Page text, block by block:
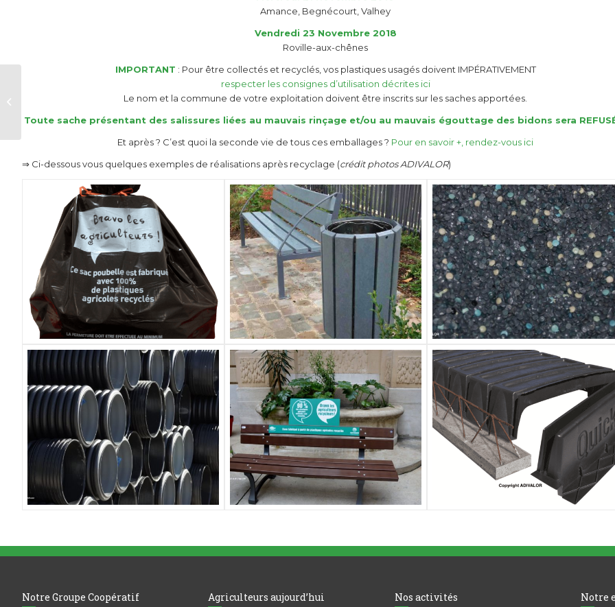
Amance, Begnécourt, Valhey
Vendredi 23 Novembre 2018
Roville-aux-chênes
IMPORTANT : Pour être collectés et recyclés, vos plastiques usagés doivent IMPÉRATIVEMENT
respecter les consignes d’utilisation décrites ici
Le nom et la commune de votre exploitation doivent être inscrits sur les saches apportées.
Toute sache présentant des salissures liées au mauvais rinçage et/ou au mauvais égouttage des bidons sera
Et après ? C’est quoi la seconde vie de tous ces emballages ? Pour en savoir +, rendez-vous ici
⇒ Ci-dessous vous quelques exemples de réalisations après recyclage (crédit photos ADIVALOR)
Notre Groupe Coopératif Agriculteurs aujourd’hui Nos activités Notre